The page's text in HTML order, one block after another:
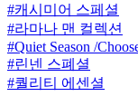
#캐시미어 스페셜
#라마나 맨 컬렉션
#Quiet Season /
#린넨 스폐셜
#퀄리티 에센셜